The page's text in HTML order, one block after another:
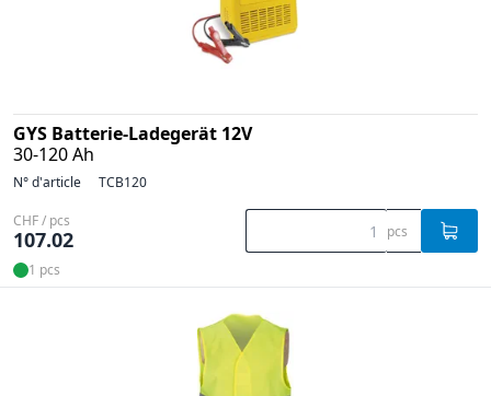
GYS Batterie-Ladegerät 12V
30-120 Ah
N° d'article TCB120
CHF / pcs
107.02 pcs
1 pcs